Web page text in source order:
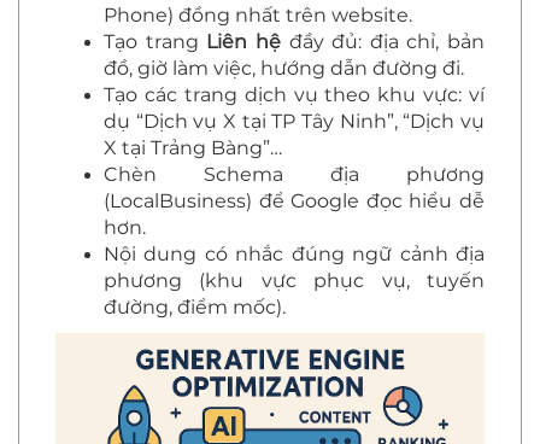
Phone) đồng nhất trên website.
Tạo trang Liên hệđầy đủ: địa chỉ, bản
đồ, giờ làm việc, hướng dẫn đường đi.
Tạo các trang dịch vụ theo khu vực: ví
dụ “Dịch vụ X tại TP Tây Ninh”, “Dịch vụ
X tại Trảng Bàng”…
Chèn Schema địa phương
(LocalBusiness) để Google đọc hiểu dễ
hơn.
Nội dung có nhắc đúng ngữ cảnh địa
phương (khu vực phục vụ, tuyến
đường, điểm mốc).